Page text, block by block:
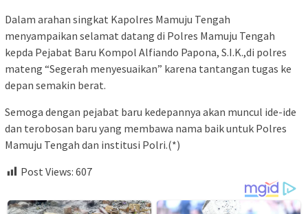
Dalam arahan singkat Kapolres Mamuju Tengah
menyampaikan selamat datang di Polres Mamuju Tengah
kepda Pejabat Baru Kompol Alfiando Papona, S.I.K.,di polres
mateng “Segerah menyesuaikan” karena tantangan tugas ke
depan semakin berat.
Semoga dengan pejabat baru kedepannya akan muncul ide-ide
dan terobosan baru yang membawa nama baik untuk Polres
Mamuju Tengah dan institusi Polri.(*)
Post Views: 607